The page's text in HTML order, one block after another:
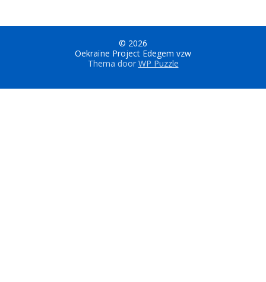
© 2026
Oekraïne Project Edegem vzw
Thema door WP Puzzle